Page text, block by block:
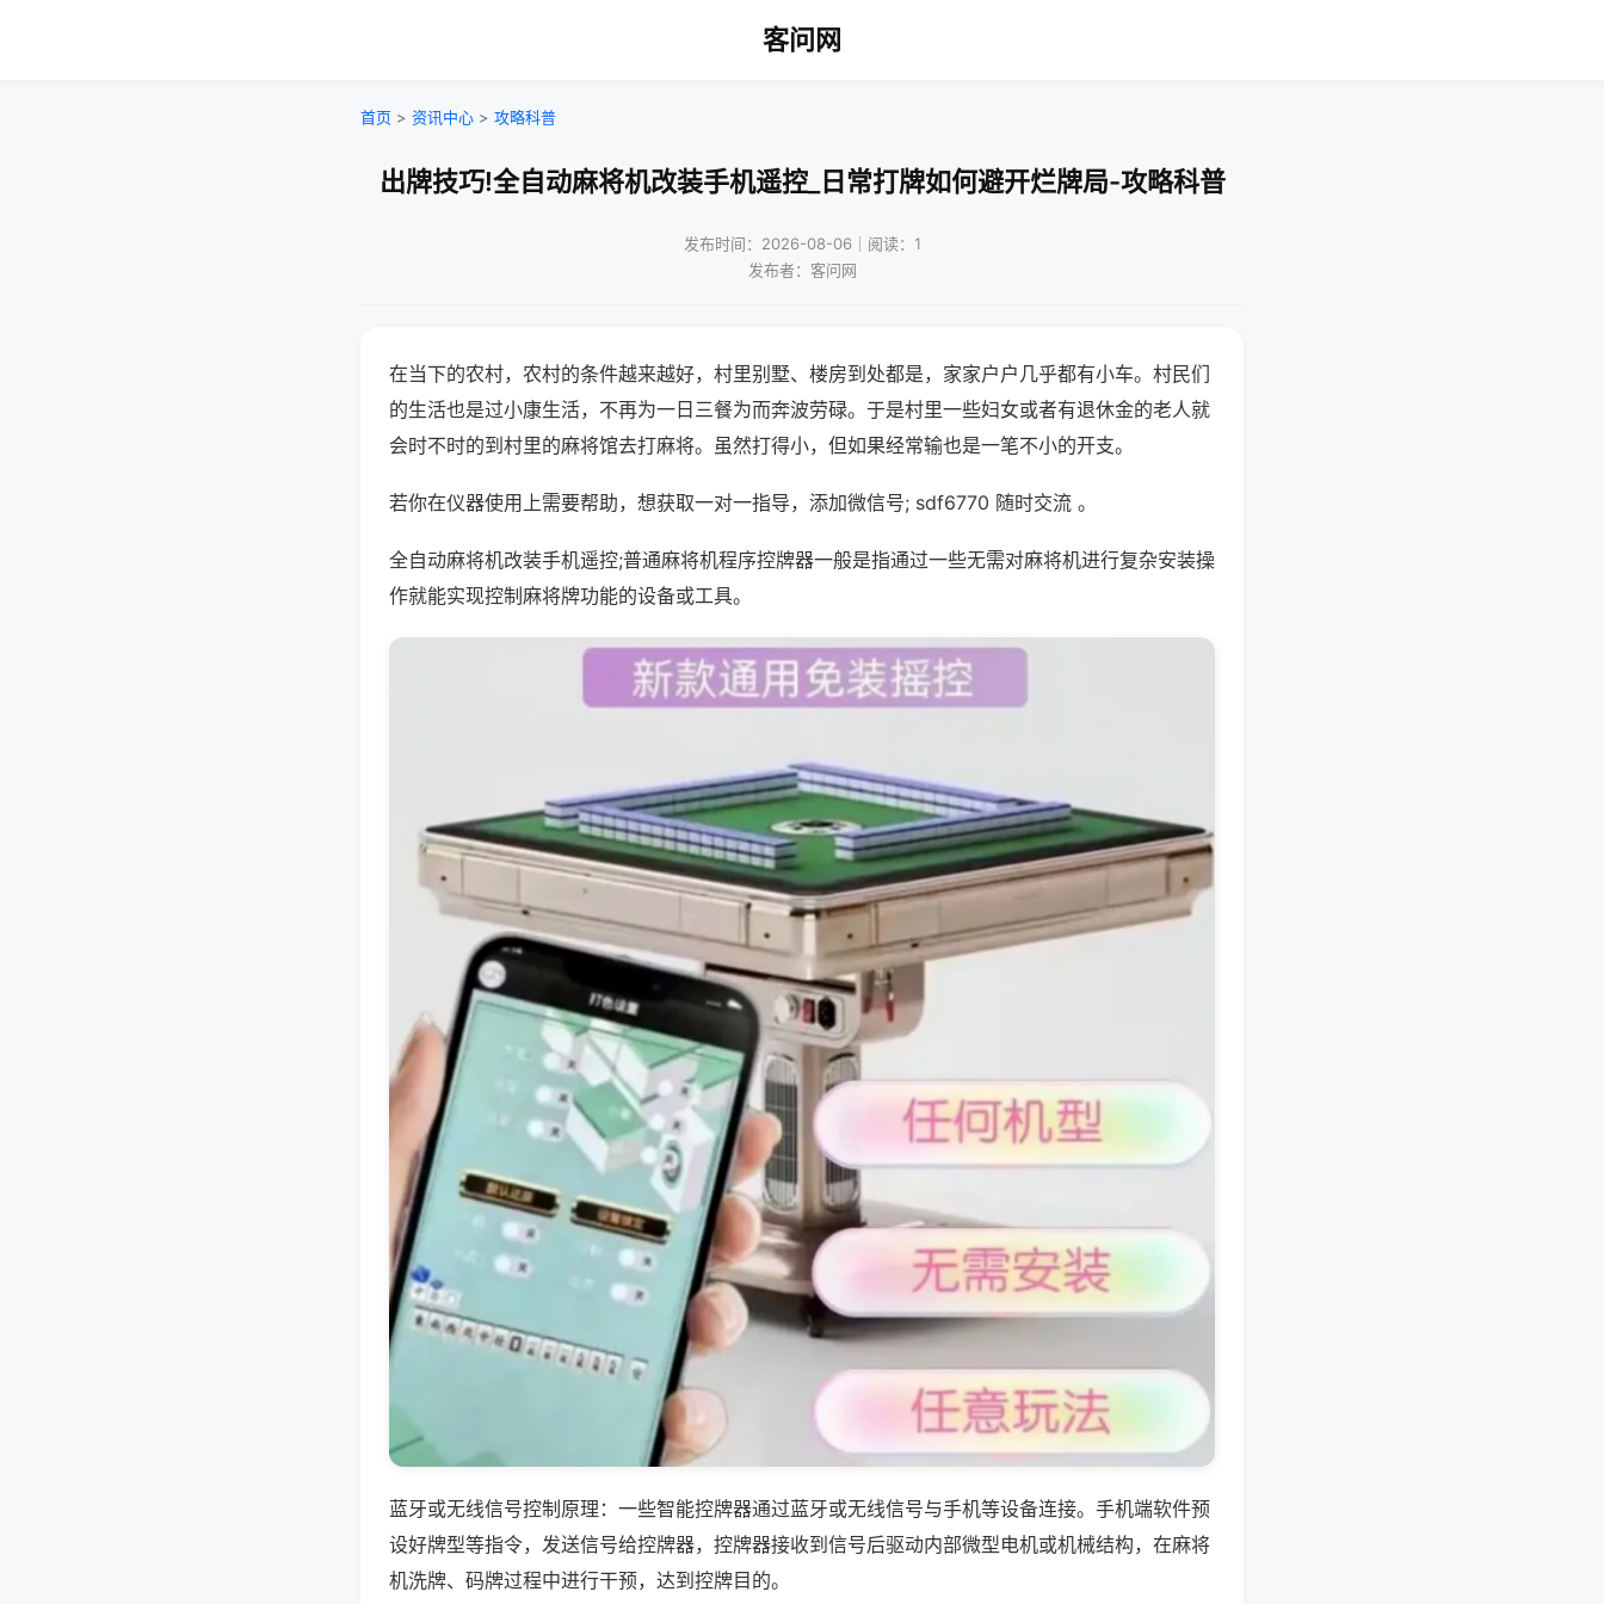
客问网
首页 > 资讯中心 > 攻略科普
出牌技巧!全自动麻将机改装手机遥控_日常打牌如何避开烂牌局-攻略科普
发布时间：2026-08-06｜阅读：1
发布者：客问网
在当下的农村，农村的条件越来越好，村里别墅、楼房到处都是，家家户户几乎都有小车。村民们
的生活也是过小康生活，不再为一日三餐为而奔波劳碌。于是村里一些妇女或者有退休金的老人就
会时不时的到村里的麻将馆去打麻将。虽然打得小，但如果经常输也是一笔不小的开支。
若你在仪器使用上需要帮助，想获取一对一指导，添加微信号; sdf6770 随时交流 。
全自动麻将机改装手机遥控;普通麻将机程序控牌器一般是指通过一些无需对麻将机进行复杂安装操
作就能实现控制麻将牌功能的设备或工具。
蓝牙或无线信号控制原理：一些智能控牌器通过蓝牙或无线信号与手机等设备连接。手机端软件预
设好牌型等指令，发送信号给控牌器，控牌器接收到信号后驱动内部微型电机或机械结构，在麻将
机洗牌、码牌过程中进行干预，达到控牌目的。